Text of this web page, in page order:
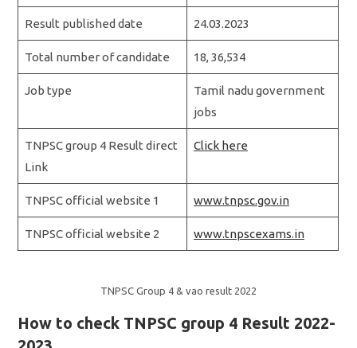
Result published date 24.03.2023
Total number of candidate 18, 36,534
Job type
Tamil nadu government
jobs
TNPSC group 4 Result direct
Link
Click here
TNPSC official website 1 www.tnpsc.gov.in
TNPSC official website 2 www.tnpscexams.in
TNPSC Group 4 & vao result 2022
How to check TNPSC group 4 Result 2022-